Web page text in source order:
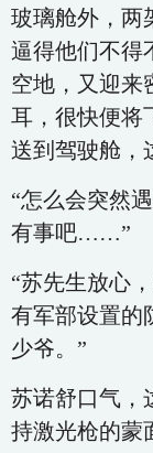
玻璃舱外，两
逼得他们不得
空地，又迎来
耳，很快便将
送到驾驶舱，
“怎么会突然
有事吧……”
“苏先生放心
有军部设置的
少爷。”
苏诺舒口气，
持激光枪的蒙